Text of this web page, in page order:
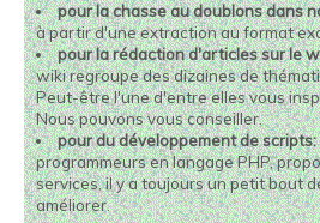
pour la chasse au doublons dans
à partir d'une extraction au format
pour la rédaction d'articles sur le
wiki regroupe des dizaines de
Peut-être l'une d'entre elles vous
Nous pouvons vous conseiller.
pour du développement de scripts:
programmeurs en langage PHP,
services, il y a toujours un petit bout
améliorer.